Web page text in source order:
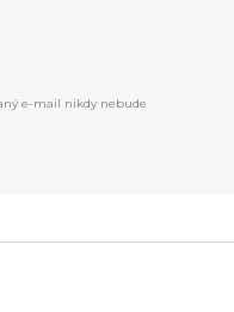
e-mail nikdy nebude